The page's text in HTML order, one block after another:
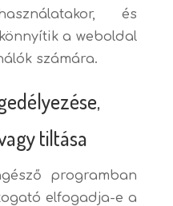
és
a weboldal
számára.
tiltása
programban
elfogadja-e a